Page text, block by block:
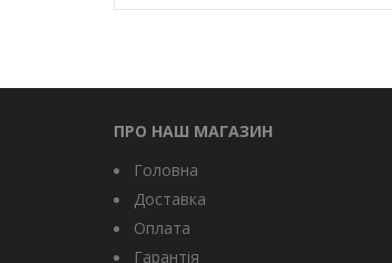
ПРО НАШ МАГАЗИН
Головна
Доставка
Оплата
Гарантія